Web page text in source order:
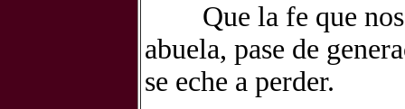
Que la fe que nos
abuela, pase de
se eche a perder.